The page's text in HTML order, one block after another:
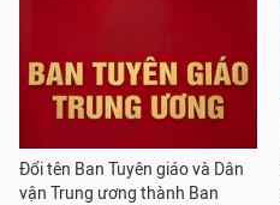
Đổi tên Ban Tuyên giáo và Dân
vận Trung ương thành Ban